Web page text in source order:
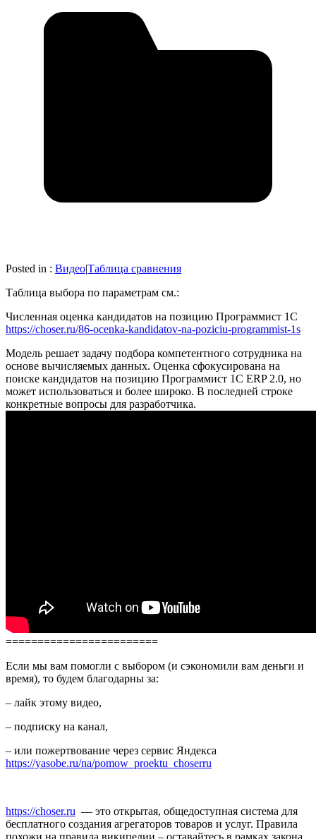
Posted in : Видео|Таблица сравнения
Таблица выбора по параметрам см.:
Численная оценка кандидатов на позицию Программист 1С
https://choser.ru/86-ocenka-kandidatov-na-poziciu-programmist-1s
Модель решает задачу подбора компетентного сотрудника на
основе вычисляемых данных. Оценка сфокусирована на
поиске кандидатов на позицию Программист 1С ERP 2.0, но
может использоваться и более широко. В последней строке
конкретные вопросы для разработчика.
========================
Если мы вам помогли с выбором (и сэкономили вам деньги и
время), то будем благодарны за:
– лайк этому видео,
– подписку на канал,
– или пожертвование через сервис Яндекса
https://yasobe.ru/na/pomow_proektu_choserru
https://choser.ru — это открытая, общедоступная система для
бесплатного создания агрегаторов товаров и услуг. Правила
похожи на правила википедии – оставайтесь в рамках закона,